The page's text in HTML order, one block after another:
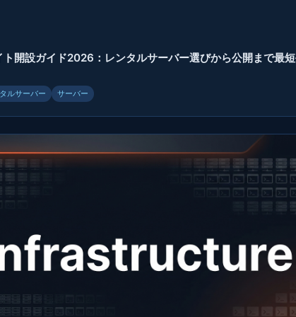
開設ガイド2026：レンタルサーバー選びから公開まで最
ルサーバー サーバー